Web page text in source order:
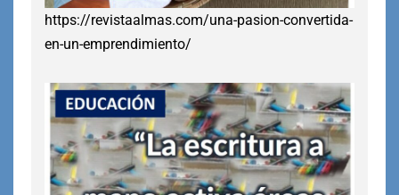
https://revistaalmas.com/una-pasion-convertida-
en-un-emprendimiento/